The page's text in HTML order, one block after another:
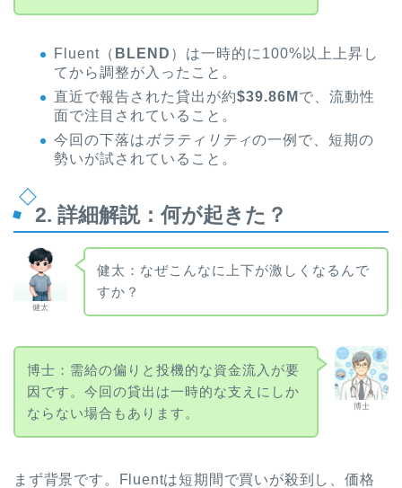
Fluent（ BLEND ）は一時的に100%以上上昇し
てから調整が入ったこと。
直近で報告された貸出が約$39.86M で、流動性
面で注目されていること。
今回の下落はボラティリティの一例で、短期の
勢いが試されていること。
2. 詳細解説：何が起きた？
健太
健太：なぜこんなに上下が激しくなるんで
すか？
博士
博士：需給の偏りと投機的な資金流入が要
因です。今回の貸出は一時的な支えにしか
ならない場合もあります。
まず背景です。Fluentは短期間で買いが殺到し、価格